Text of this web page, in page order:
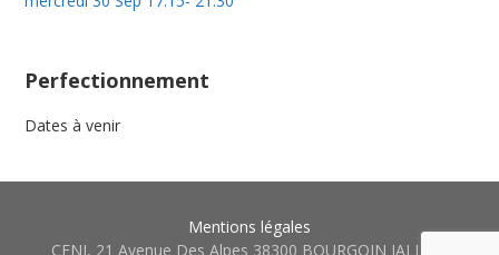
Perfectionnement
Dates à venir
Mentions légales
CENI, 21 Avenue Des Alpes 38300 BOURGOIN JALLIEU